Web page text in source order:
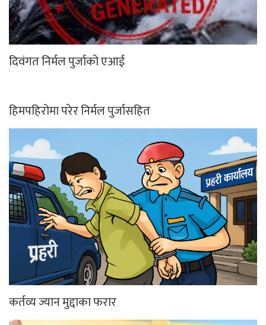
दिवंगत निर्मल पुर्जाको एआई
हिमपहिरोमा परेर निर्मल पुर्जासहित
कर्तव्य ज्यान मुद्दाका फरार